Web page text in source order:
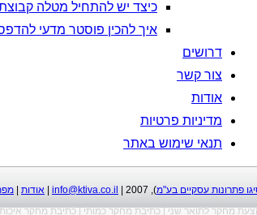
כיצד יש להתחיל מטלה
איך להכין פוסטר מדעי
דרושים
צור קשר
אודות
מדיניות פרטיות
תנאי שימוש באתר
פתרונות עסקיים בע"מ), 2007 |
info@ktiva.co.il אודות
מחקר לתואר שני|כתיבת מחקר כמותי|כתיבת מחקר